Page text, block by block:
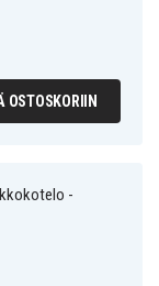
OSTOSKORIIN
-